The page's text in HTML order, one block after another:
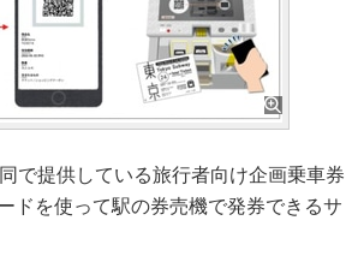
で提供している旅行者向け企画乗車券
ドを使って駅の券売機で発券できるサ